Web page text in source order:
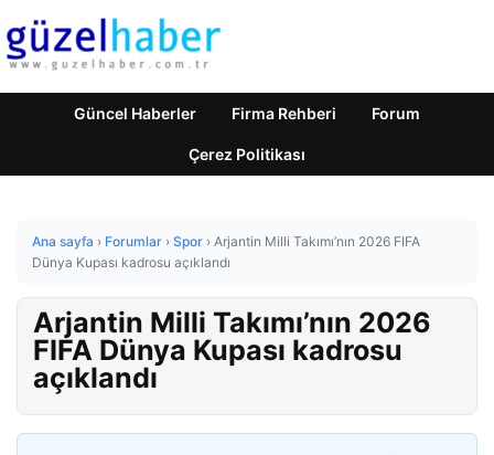
Güncel Haberler Firma Rehberi Forum
Çerez Politikası
Ana sayfa › Forumlar › Spor › Arjantin Milli Takımı’nın 2026 FIFA
Dünya Kupası kadrosu açıklandı
Arjantin Milli Takımı’nın 2026
FIFA Dünya Kupası kadrosu
açıklandı